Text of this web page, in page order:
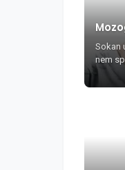
Sokan
nem
azt